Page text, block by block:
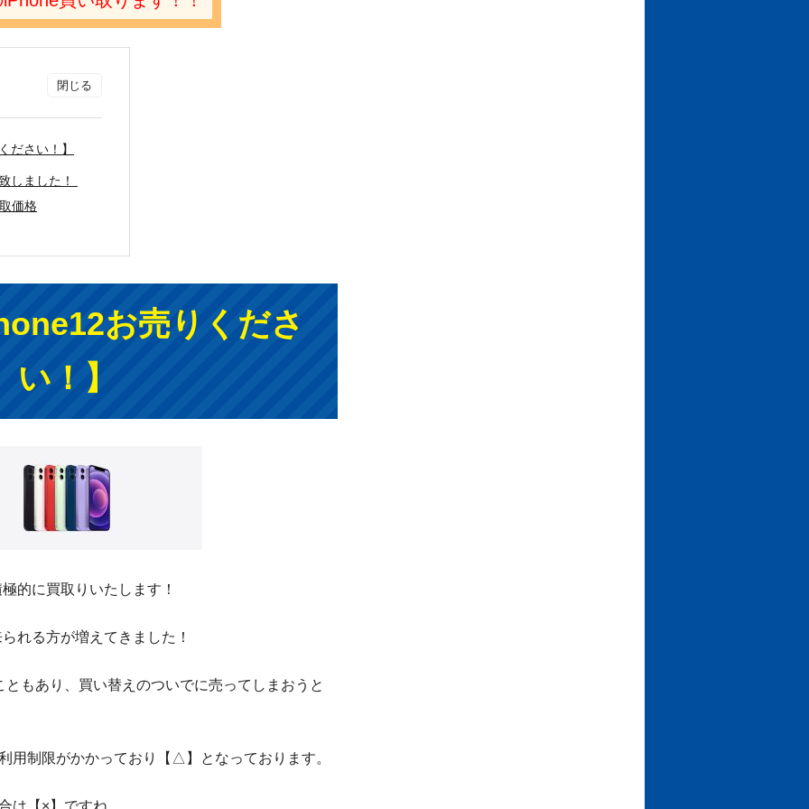
ださい！】
しました！
価格
お売りくださ
い！】
的に買取りいたします！
れる方が増えてきました！
もあり、買い替えのついでに売ってしまおうと
用制限がかかっており【△】となっております。
は【×】ですね。